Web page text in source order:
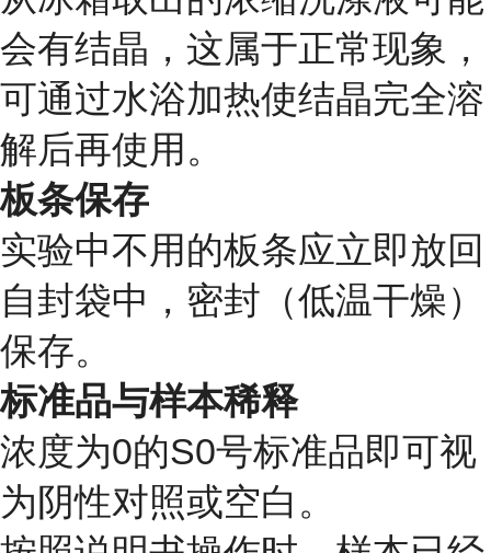
会有结晶，这属于正常现象，
可通过水浴加热使结晶完全溶
解后再使用。
板条保存
实验中不用的板条应立即放回
自封袋中，密封（低温干燥）
保存。
标准品与样本稀释
浓度为0的S0号标准品即可视
为阴性对照或空白。